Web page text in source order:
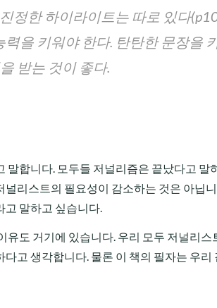
정한 하이라이트는 따로 있다
을 키워야 한다. 탄탄한 문장을
받는 것이 좋다.
합니다. 모두들 저널리즘은 끝났다고 말
리스트의 필요성이 감소하는 것은 아닙
고 말하고 싶습니다.
도 거기에 있습니다. 우리 모두 저널리스
고 생각합니다. 물론 이 책의 필자는 우리